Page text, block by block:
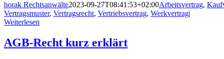
horak Rechtsanwälte2023-09-27T08:41:53+02:00Arbeitsvertrag,
Vertragsmuster, Vertragsrecht, Vertriebsvertrag, Werkvertrag|
Weiterlesen
AGB-Recht kurz erklärt